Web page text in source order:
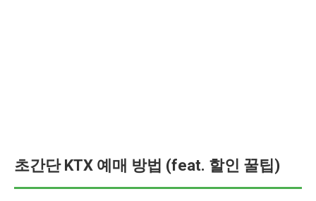
초간단 KTX 예매 방법 (feat. 할인 꿀팁)